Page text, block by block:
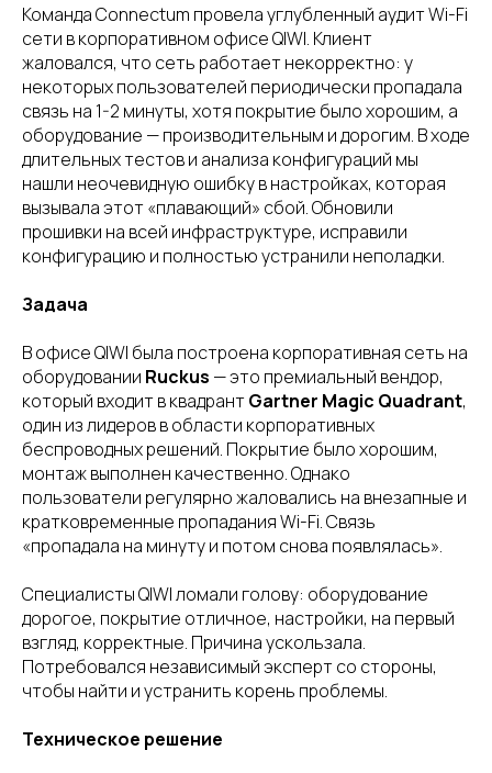
Команда Connectum провела углубленный аудит Wi-Fi
сети в корпоративном офисе QIWI. Клиент
жаловался, что сеть работает некорректно: у
некоторых пользователей периодически пропадала
связь на 1-2 минуты, хотя покрытие было хорошим, а
оборудование — производительным и дорогим. В ходе
длительных тестов и анализа конфигураций мы
нашли неочевидную ошибку в настройках, которая
вызывала этот «плавающий» сбой. Обновили
прошивки на всей инфраструктуре, исправили
конфигурацию и полностью устранили неполадки.
Задача
В офисе QIWI была построена корпоративная сеть на
оборудовании Ruckus — это премиальный вендор,
который входит в квадрантGartner Magic Quadrant,
один из лидеров в области корпоративных
беспроводных решений. Покрытие было хорошим,
монтаж выполнен качественно. Однако
пользователи регулярно жаловались на внезапные и
кратковременные пропадания Wi-Fi. Связь
«пропадала на минуту и потом снова появлялась».
Специалисты QIWI ломали голову: оборудование
дорогое, покрытие отличное, настройки, на первый
взгляд, корректные. Причина ускользала.
Потребовался независимый эксперт со стороны,
чтобы найти и устранить корень проблемы.
Техническое решение